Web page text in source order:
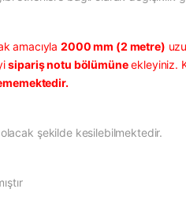
amacıyla2000 mm (2 metre)
sipariş notu bölümüneekleyiniz.
şekilde kesilebilmektedir.